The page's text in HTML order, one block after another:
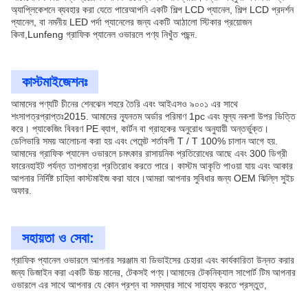
অ্যাপ্লিকেশনে ব্যবহার করা যেতে পারেআপনি একটি শিল্প LCD প্যানেল, শিল্প LCD প্রদর্শন
প্যানেল, বা নমনীয় LED পর্দা প্যানেলের জন্য একটি আঠালো স্টিকার প্রয়োজন
কিনা,Lunfeng গ্রাফিক প্যানেল ওভারলে পণ্য নিখুঁত পছন্দ.
কাস্টমাইজেশনঃ
আমাদের পণ্যটি চীনের শেনঝেন শহরে তৈরি এবং আইএসও ৯০০১ এর সাথে
শংসাপত্রপ্রাপ্তঃ2015. আমাদের ন্যূনতম অর্ডার পরিমাণ 1pc এবং মূল্য নকশা উপর ভিত্তি
করে। প্যাকেজিং বিবরণ PE ব্যাগ, কার্টন বা গ্রাহকের অনুরোধ অনুযায়ী অন্তর্ভুক্ত।
ডেলিভারি সময় আলোচনা করা হয় এবং পেমেন্ট শর্তাবলী T / T 100% চালান আগে হয়.
আমাদের গ্রাফিক প্যানেল ওভারলে চমৎকার রাসায়নিক প্রতিরোধের আছে এবং 300 ডিগ্রী
ফারেনহাইট পর্যন্ত তাপমাত্রা প্রতিরোধ করতে পারে। কাস্টম আকৃতি পাওয়া যায় এবং আকার
আপনার নির্দিষ্ট চাহিদা কাস্টমাইজ করা যাবে।আমরা আপনার সুবিধার জন্য OEM ঝিল্লি সুইচ
অফার.
সহায়তা ও সেবা:
গ্রাফিক প্যানেল ওভারলে আপনার সরঞ্জাম বা ডিভাইসের চেহারা এবং কার্যকারিতা উন্নত করার
জন্য ডিজাইন করা একটি উচ্চ মানের, টেকসই পণ্য।আমাদের টেকনিক্যাল সাপোর্ট টিম আপনার
ওভারলে এর সাথে আপনার যে কোন প্রশ্ন বা সমস্যার সাথে সাহায্য করতে প্রস্তুত,